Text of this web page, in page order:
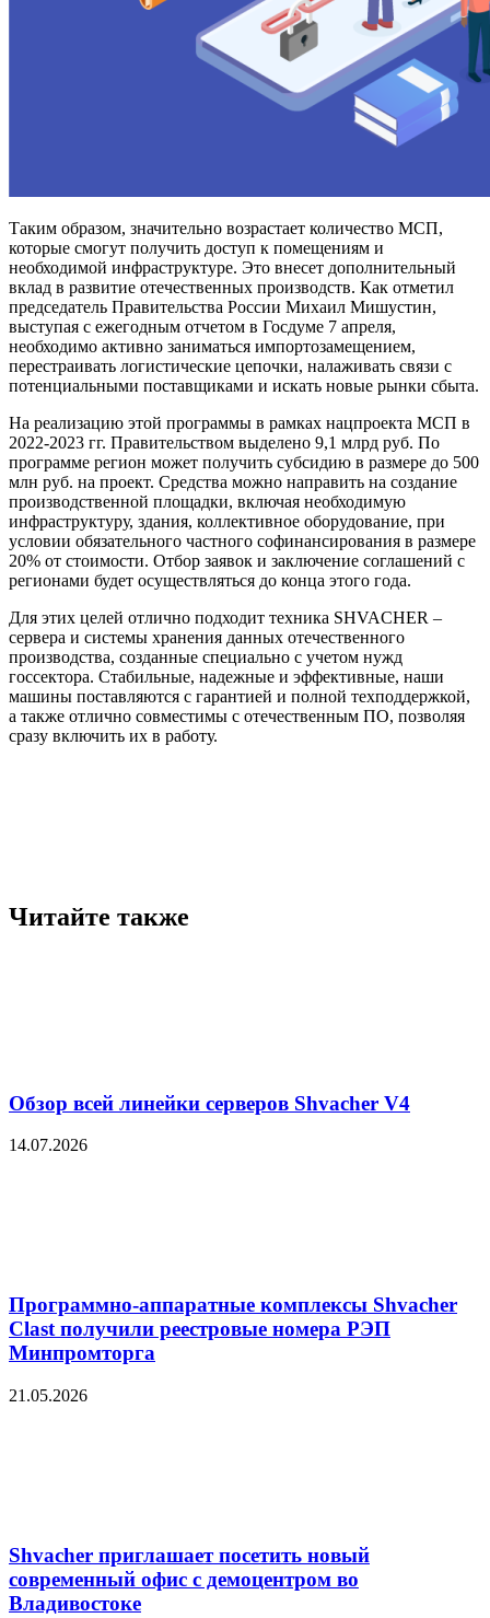
Таким образом, значительно возрастает количество МСП,
которые смогут получить доступ к помещениям и
необходимой инфраструктуре. Это внесет дополнительный
вклад в развитие отечественных производств. Как отметил
председатель Правительства России Михаил Мишустин,
выступая с ежегодным отчетом в Госдуме 7 апреля,
необходимо активно заниматься импортозамещением,
перестраивать логистические цепочки, налаживать связи с
потенциальными поставщиками и искать новые рынки сбыта.
На реализацию этой программы в рамках нацпроекта МСП в
2022-2023 гг. Правительством выделено 9,1 млрд руб. По
программе регион может получить субсидию в размере до 500
млн руб. на проект. Средства можно направить на создание
производственной площадки, включая необходимую
инфраструктуру, здания, коллективное оборудование, при
условии обязательного частного софинансирования в размере
20% от стоимости. Отбор заявок и заключение соглашений с
регионами будет осуществляться до конца этого года.
Для этих целей отлично подходит техника SHVACHER –
сервера и системы хранения данных отечественного
производства, созданные специально с учетом нужд
госсектора. Стабильные, надежные и эффективные, наши
машины поставляются с гарантией и полной техподдержкой,
а также отлично совместимы с отечественным ПО, позволяя
сразу включить их в работу.
Читайте также
Обзор всей линейки серверов Shvacher V4
14.07.2026
Программно-аппаратные комплексы Shvacher
Clast получили реестровые номера РЭП
Минпромторга
21.05.2026
Shvacher приглашает посетить новый
современный офис с демоцентром во
Владивостоке